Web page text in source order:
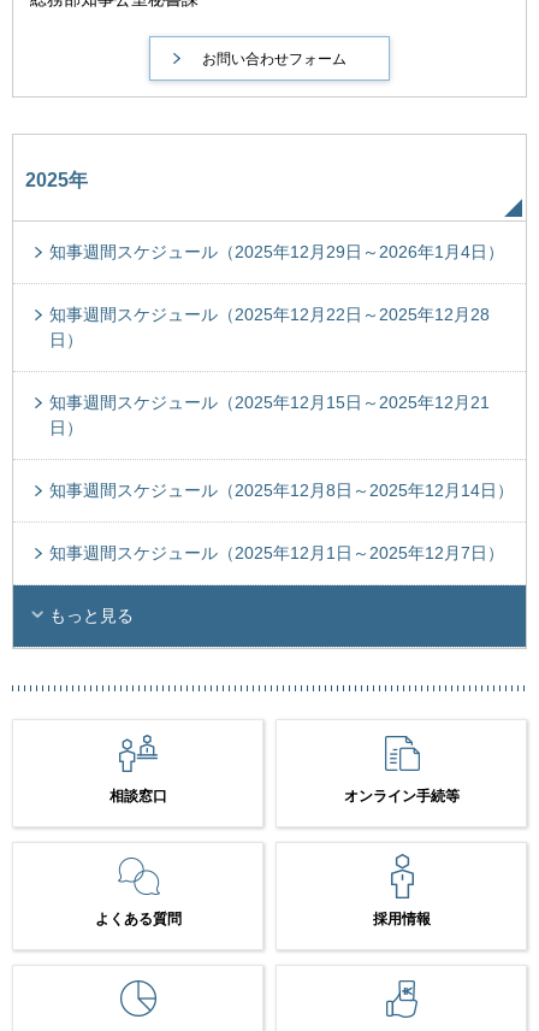
2025年
知事週間スケジュール（2025年12月29日～2026年1月4日）
知事週間スケジュール（2025年12月22日～2025年12月28
日）
知事週間スケジュール（2025年12月15日～2025年12月21
日）
知事週間スケジュール（2025年12月8日～2025年12月14日）
知事週間スケジュール（2025年12月1日～2025年12月7日）
もっと見る
相談窓口 オンライン手続等
よくある質問 採用情報